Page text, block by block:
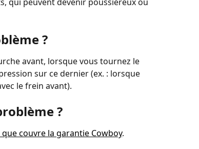
?
avant, lorsque vous tournez le
sur ce dernier (ex. : lorsque
le frein avant).
?
couvre la garantie Cowboy.